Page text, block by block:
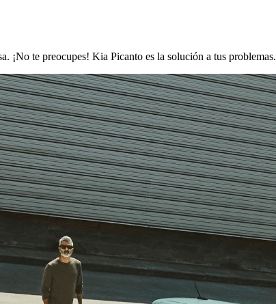
¡No te preocupes! Kia Picanto es la solución a tus problemas.